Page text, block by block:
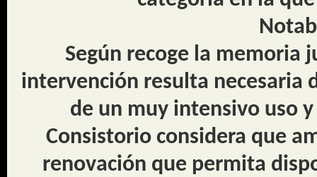
Según recoge la
intervención resulta necesaria
de un muy intensivo uso
Consistorio considera que
renovación que permita